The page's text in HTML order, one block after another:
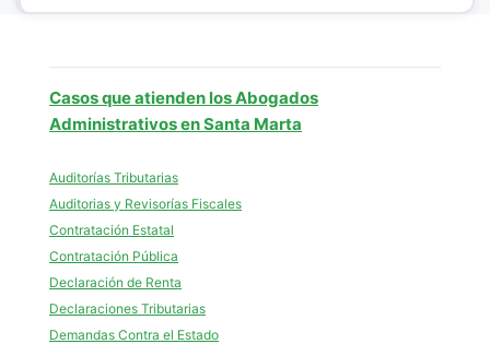
Casos que atienden los Abogados
Administrativos en Santa Marta
Auditorías Tributarias
Auditorias y Revisorías Fiscales
Contratación Estatal
Contratación Pública
Declaración de Renta
Declaraciones Tributarias
Demandas Contra el Estado